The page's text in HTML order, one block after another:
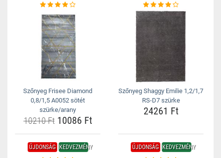
Szőnyeg Frisee Diamond
0,8/1,5 A0052 sötét
szürke/arany
10210 Ft10086 Ft
Szőnyeg Shaggy Emilie 1,2/1,7
RS-D7 szürke
24261 Ft
ÚJDONSÁG KEDVEZMÉNY ÚJDONSÁG KEDVEZMÉNY